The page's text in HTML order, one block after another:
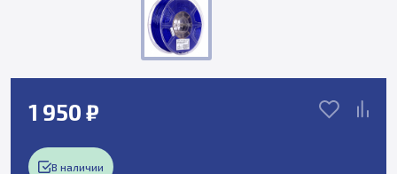
1 950 ₽
В наличии